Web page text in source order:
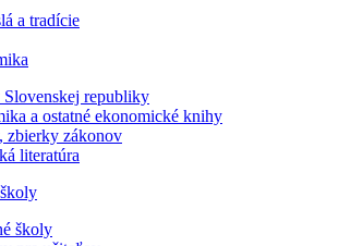
a tradície
Slovenskej republiky
a ostatné ekonomické knihy
zbierky zákonov
literatúra
školy